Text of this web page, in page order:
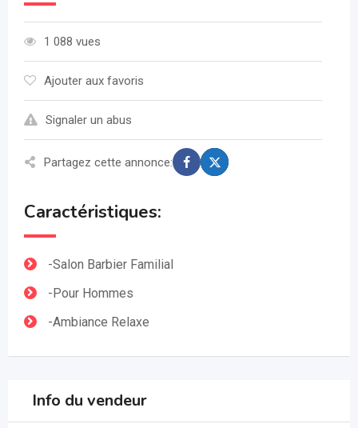
1 088 vues
Ajouter aux favoris
Signaler un abus
Partagez cette annonce:
Caractéristiques:
-Salon Barbier Familial
-Pour Hommes
-Ambiance Relaxe
Info du vendeur